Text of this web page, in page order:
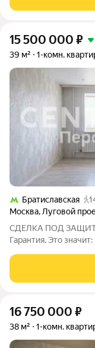
включает кухню-
15 500 000 ₽
39 м² 1-комн.
Братиславская
Москва, Луговой
СДЕЛКА ПОД
Гарантия. Это
первое, что
Квартира
16 750 000 ₽
38 м² 1-комн.